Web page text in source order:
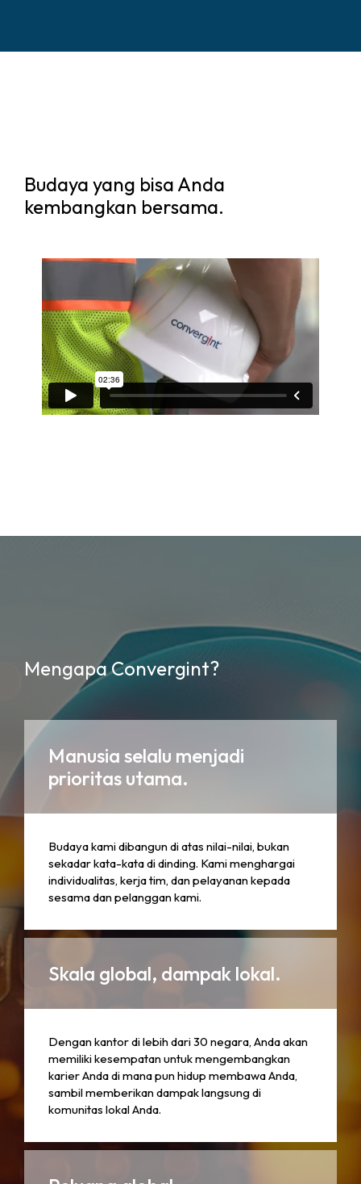
Budaya yang bisa Anda
kembangkan bersama.
Mengapa Convergint?
Manusia selalu menjadi
prioritas utama.
Budaya kami dibangun di atas nilai-nilai, bukan
sekadar kata-kata di dinding. Kami menghargai
individualitas, kerja tim, dan pelayanan kepada
sesama dan pelanggan kami.
Skala global, dampak lokal.
Dengan kantor di lebih dari 30 negara, Anda akan
memiliki kesempatan untuk mengembangkan
karier Anda di mana pun hidup membawa Anda,
sambil memberikan dampak langsung di
komunitas lokal Anda.